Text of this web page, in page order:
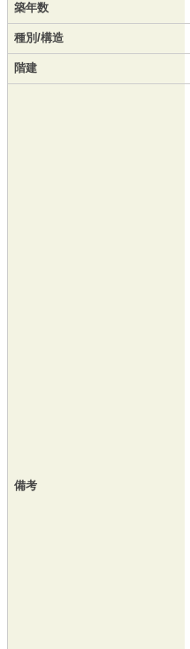
築年数
種別/構造
階建
備考